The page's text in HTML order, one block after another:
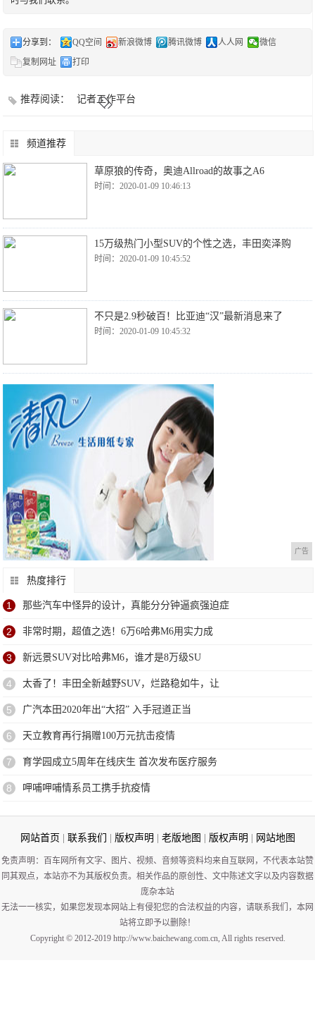
分享到： QQ空间 新浪微博 腾讯微博 人人网
微信
复制网址
打印
推荐阅读： 记者工作平台
频道推荐
草原狼的传奇，奥迪Allroad的故事之A6
时间：2020-01-09 10:46:13
15万级热门小型SUV的个性之选，丰田奕泽购
时间：2020-01-09 10:45:52
不只是2.9秒破百！比亚迪“汉”最新消息来了
时间：2020-01-09 10:45:32
广告
热度排行
1 那些汽车中怪异的设计，真能分分钟逼疯强迫症
2 非常时期，超值之选！6万6哈弗M6用实力成
3 新远景SUV对比哈弗M6，谁才是8万级SU
4 太香了！丰田全新越野SUV，烂路稳如牛，让
5 广汽本田2020年出“大招” 入手冠道正当
6 天立教育再行捐赠100万元抗击疫情
7 育学园成立5周年在线庆生 首次发布医疗服务
8 呷哺呷哺情系员工携手抗疫情
网站首页 联系我们 版权声明 老版地图 版权声明 网站地图
免责声明：百车网所有文字、图片、视频、音频等资料均来自互联网，不代表本站赞
同其观点，本站亦不为其版权负责。相关作品的原创性、文中陈述文字以及内容数据
庞杂本站
无法一一核实，如果您发现本网站上有侵犯您的合法权益的内容，请联系我们，本网
站将立即予以删除！
Copyright © 2012-2019 http://www.baichewang.com.cn, All rights reserved.